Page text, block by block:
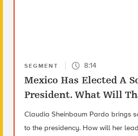
SEGMENT 8:14
Mexico Has Elected A
President. What Will
Claudia Sheinbaum Pardo brings
to the presidency. How will her